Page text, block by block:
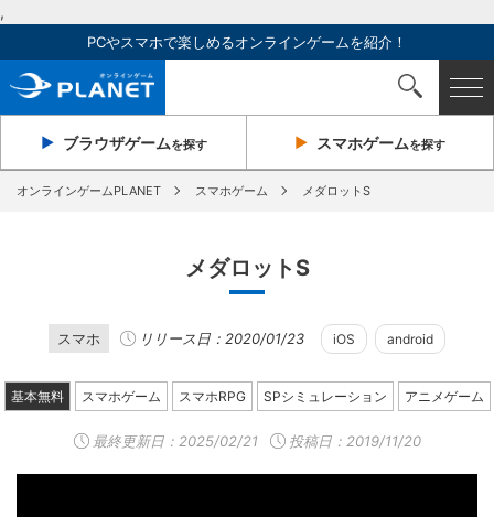
,
PCやスマホで楽しめるオンラインゲームを紹介！
ブラウザゲームを探す スマホゲームを探す
オンラインゲームPLANET スマホゲーム メダロットS
メダロットS
スマホ リリース日：2020/01/23 iOS android
基本無料 スマホゲーム スマホRPG SPシミュレーション アニメゲーム
最終更新日： 2025/02/21 投稿日：2019/11/20